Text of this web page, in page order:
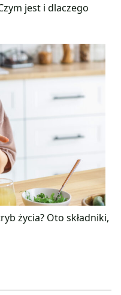
jest i dlaczego
życia? Oto składniki,